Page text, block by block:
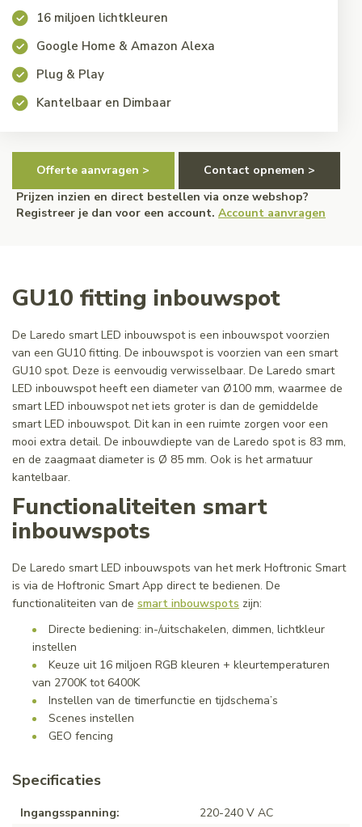
16 miljoen lichtkleuren
Google Home & Amazon Alexa
Plug & Play
Kantelbaar en Dimbaar
Offerte aanvragen >
Contact opnemen >
Prijzen inzien en direct bestellen via onze webshop?
Registreer je dan voor een account. Account aanvragen
GU10 fitting inbouwspot
De Laredo smart LED inbouwspot is een inbouwspot voorzien
van een GU10 fitting. De inbouwspot is voorzien van een smart
GU10 spot. Deze is eenvoudig verwisselbaar. De Laredo smart
LED inbouwspot heeft een diameter van Ø100 mm, waarmee de
smart LED inbouwspot net iets groter is dan de gemiddelde
smart LED inbouwspot. Dit kan in een ruimte zorgen voor een
mooi extra detail. De inbouwdiepte van de Laredo spot is 83 mm,
en de zaagmaat diameter is Ø 85 mm. Ook is het armatuur
kantelbaar.
Functionaliteiten smart
inbouwspots
De Laredo smart LED inbouwspots van het merk Hoftronic Smart
is via de Hoftronic Smart App direct te bedienen. De
functionaliteiten van de smart inbouwspots zijn:
Directe bediening: in-/uitschakelen, dimmen, lichtkleur
instellen
Keuze uit 16 miljoen RGB kleuren + kleurtemperaturen
van 2700K tot 6400K
Instellen van de timerfunctie en tijdschema’s
Scenes instellen
GEO fencing
Specificaties
Ingangsspanning:
220-240 V AC